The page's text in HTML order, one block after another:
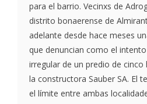
para el barrio. Vecinxs de
distrito bonaerense de
adelante desde hace meses
que denuncian como el
irregular de un predio de
la constructora Sauber SA. El
el límite entre ambas